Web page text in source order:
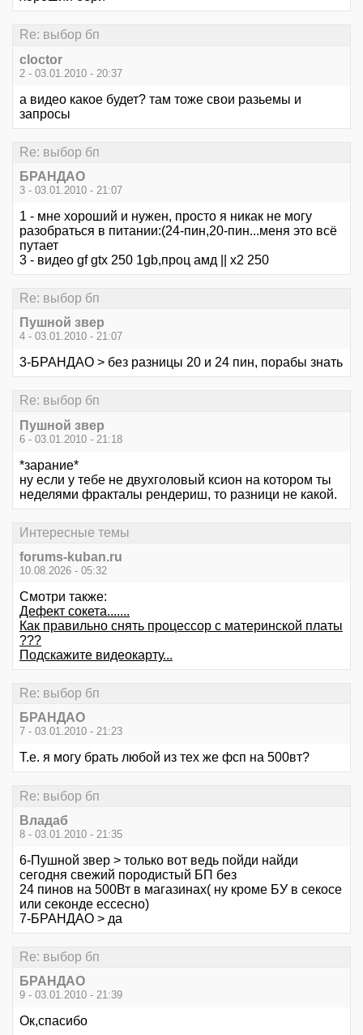
Re: выбор бп
cloctor
2 - 03.01.2010 - 20:37
а видео какое будет? там тоже свои разьемы и
запросы
Re: выбор бп
БРАНДАО
3 - 03.01.2010 - 21:07
1 - мне хороший и нужен, просто я никак не могу
разобраться в питании:(24-пин,20-пин...меня это всё
путает
3 - видео gf gtx 250 1gb,проц амд || х2 250
Re: выбор бп
Пушной звер
4 - 03.01.2010 - 21:07
3-БРАНДАО > без разницы 20 и 24 пин, порабы знать
Re: выбор бп
Пушной звер
6 - 03.01.2010 - 21:18
*зарание*
ну если у тебе не двухголовый ксион на котором ты
неделями фракталы рендериш, то разници не какой.
Интересные темы
forums-kuban.ru
10.08.2026 - 05:32
Смотри также:
Дефект сокета.......
Как правильно снять процессор с материнской платы
???
Подскажите видеокарту...
Re: выбор бп
БРАНДАО
7 - 03.01.2010 - 21:23
Т.е. я могу брать любой из тех же фсп на 500вт?
Re: выбор бп
Владаб
8 - 03.01.2010 - 21:35
6-Пушной звер > только вот ведь пойди найди
сегодня свежий породистый БП без
24 пинов на 500Вт в магазинах( ну кроме БУ в секосе
или секонде ессесно)
7-БРАНДАО > да
Re: выбор бп
БРАНДАО
9 - 03.01.2010 - 21:39
Ок,спасибо